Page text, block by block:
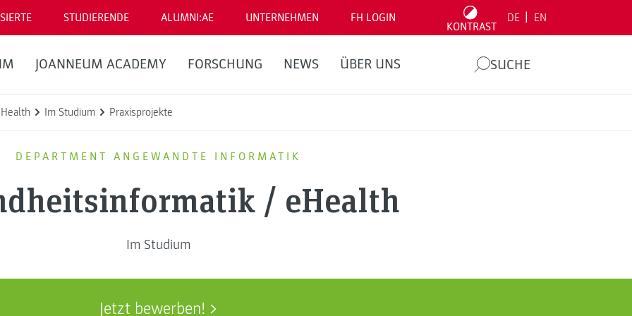
STUDIERENDE ALUMNI:AE UNTERNEHMEN FH LOGIN
KONTRAST
DE EN
JOANNEUM ACADEMY FORSCHUNG NEWS ÜBER UNS SUCHE
Im Studium Praxisprojekte
DEPARTMENT ANGEWANDTE INFORMATIK
/ eHealth
Im Studium
Jetzt bewerben!